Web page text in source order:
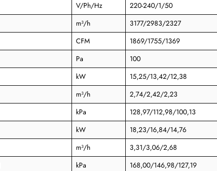
V/Ph/Hz
220-240/1/50
m³/h
3177/2983/2327
CFM
1869/1755/1369
Pa
100
kW
15,25/13,42/12,38
m³/h
2,74/2,42/2,23
kPa
128,97/112,98/100,13
kW
18,23/16,84/14,76
m³/h
3,31/3,06/2,68
kPa
168,00/146,98/127,19